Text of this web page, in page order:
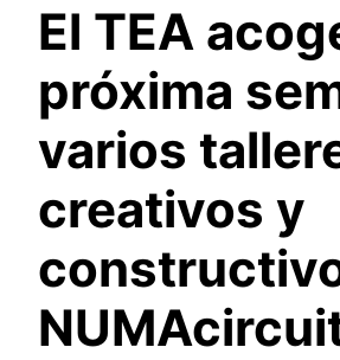
El TEA
próxima
varios
creativos y